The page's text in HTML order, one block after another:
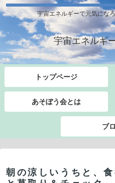
宇宙エネルギーで元気にな
宇宙エネルギ
トップページ
あそぼう会とは
ブ
朝の涼しいうちと、